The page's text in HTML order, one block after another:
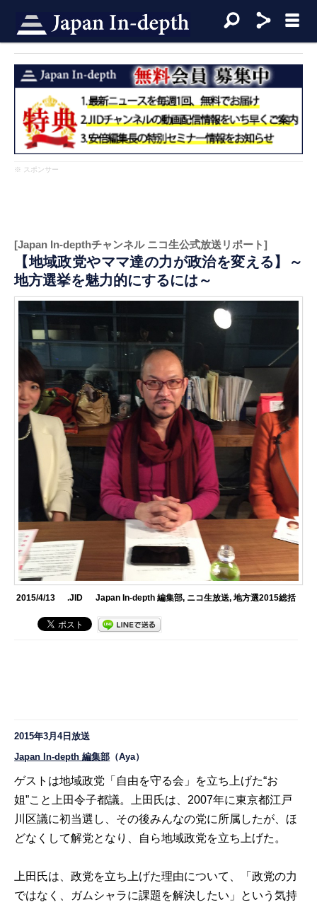
※ スポンサー
[Japan In-depthチャンネル ニコ生公式放送リポート]
【地域政党やママ達の力が政治を変える】～
地方選挙を魅力的にするには～
2015/4/13 .JID Japan In-depth 編集部, ニコ生放送, 地方選2015総括
2015年3月4日放送
Japan In-depth 編集部 （Aya）
ゲストは地域政党「自由を守る会」を立ち上げた“お
姐”こと上田令子都議。上田氏は、 2007年に東京都江戸
川区議に初当選し、その後みんなの党に所属したが、ほ
どなくして解党となり、自ら地域政党を立ち上げた。
上田氏は、政党を立ち上げた理由について、「政党の力
ではなく、ガムシャラに課題を解決したい」という気持